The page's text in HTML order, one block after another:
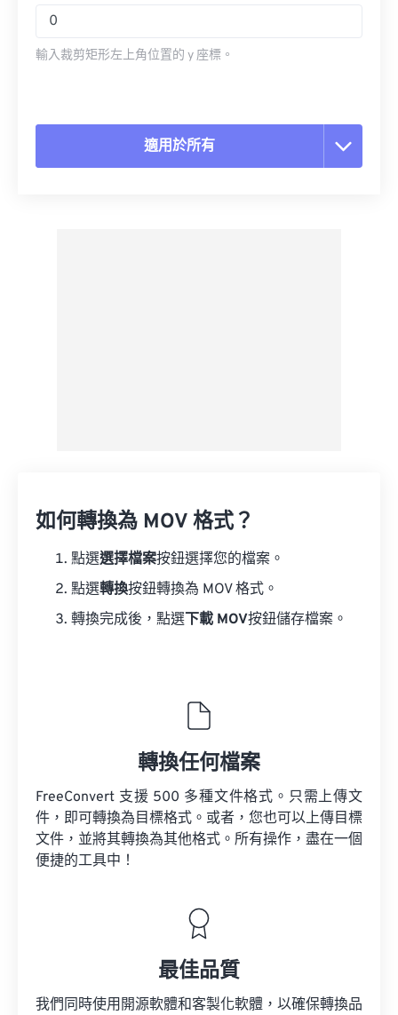
輸入裁剪矩形左上角位置的 y 座標。
適用於所有
如何轉換為 MOV 格式？
點選選擇檔案按鈕選擇您的檔案。
點選轉換按鈕轉換為 MOV 格式。
轉換完成後，點選 下載 MOV按鈕儲存檔案。
轉換任何檔案
FreeConvert 支援 500 多種文件格式。只需上傳文
件，即可轉換為目標格式。或者，您也可以上傳目標
文件，並將其轉換為其他格式。所有操作，盡在一個
便捷的工具中！
最佳品質
我們同時使用開源軟體和客製化軟體，以確保轉換品